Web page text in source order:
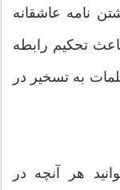
نامه عاشقانه
تحکیم رابطه
به تسخیر در
هر آنچه در